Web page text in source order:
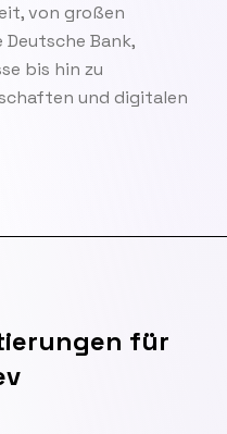
von großen
Bank,
bis hin zu
und digitalen
für